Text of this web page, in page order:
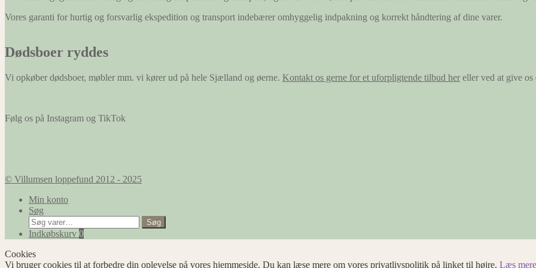
Vores garanti for hurtig og forsvarlig ekspedition og transport indebærer omhyggelig indpakning og korrekt håndtering af dine varer.
Dødsboer ryddes
Vi opkøber dødsboer, møbler mm. vi kører ud på hele Sjælland og øerne. Kontakt os gerne for et uforpligtende tilbud her eller ved at give
Følg os på Instagram og TikTok
© Villumsen loppefund 2012 - 2025
Min konto
Søg
Søg
efter:
Søg
Indkøbskurv 0
Cookies
Vi bruger cookies til at forbedre din oplevelse på vores hjemmeside. Du kan læse mere om vores privatlivspolitik på linket til højre. Læs